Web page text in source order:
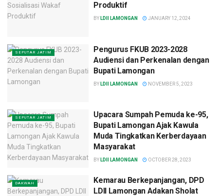
Produktif
BY LDII LAMONGAN JANUARY 12, 2024
SEPUTAR JATIM
Pengurus FKUB 2023-2028
Audiensi dan Perkenalan dengan
Bupati Lamongan
BY LDII LAMONGAN NOVEMBER 5, 2023
SEPUTAR JATIM
Upacara Sumpah Pemuda ke-95,
Bupati Lamongan Ajak Kawula
Muda Tingkatkan Kerberdayaan
Masyarakat
BY LDII LAMONGAN OCTOBER 28, 2023
DAKWAH
Kemarau Berkepanjangan, DPD
LDII Lamongan Adakan Sholat